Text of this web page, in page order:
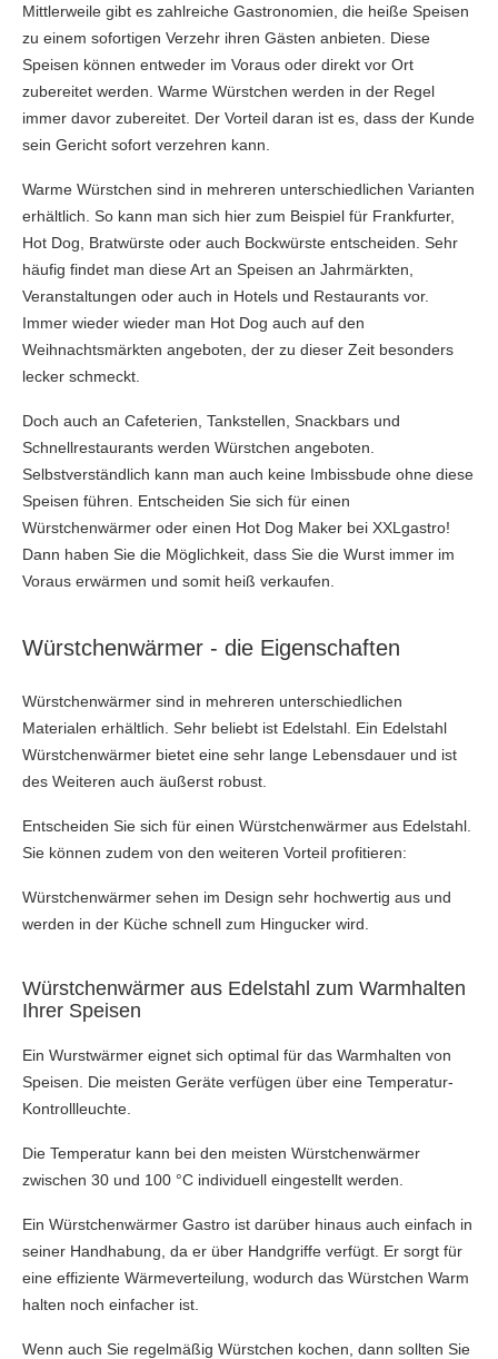
Mittlerweile gibt es zahlreiche Gastronomien, die heiße Speisen
zu einem sofortigen Verzehr ihren Gästen anbieten. Diese
Speisen können entweder im Voraus oder direkt vor Ort
zubereitet werden. Warme Würstchen werden in der Regel
immer davor zubereitet. Der Vorteil daran ist es, dass der Kunde
sein Gericht sofort verzehren kann.
Warme Würstchen sind in mehreren unterschiedlichen Varianten
erhältlich. So kann man sich hier zum Beispiel für Frankfurter,
Hot Dog, Bratwürste oder auch Bockwürste entscheiden. Sehr
häufig findet man diese Art an Speisen an Jahrmärkten,
Veranstaltungen oder auch in Hotels und Restaurants vor.
Immer wieder wieder man Hot Dog auch auf den
Weihnachtsmärkten angeboten, der zu dieser Zeit besonders
lecker schmeckt.
Doch auch an Cafeterien, Tankstellen, Snackbars und
Schnellrestaurants werden Würstchen angeboten.
Selbstverständlich kann man auch keine Imbissbude ohne diese
Speisen führen. Entscheiden Sie sich für einen
Würstchenwärmer oder einen Hot Dog Maker bei XXLgastro!
Dann haben Sie die Möglichkeit, dass Sie die Wurst immer im
Voraus erwärmen und somit heiß verkaufen.
Würstchenwärmer - die Eigenschaften
Würstchenwärmer sind in mehreren unterschiedlichen
Materialen erhältlich. Sehr beliebt ist Edelstahl. Ein Edelstahl
Würstchenwärmer bietet eine sehr lange Lebensdauer und ist
des Weiteren auch äußerst robust.
Entscheiden Sie sich für einen Würstchenwärmer aus Edelstahl.
Sie können zudem von den weiteren Vorteil profitieren:
Würstchenwärmer sehen im Design sehr hochwertig aus und
werden in der Küche schnell zum Hingucker wird.
Würstchenwärmer aus Edelstahl zum Warmhalten
Ihrer Speisen
Ein Wurstwärmer eignet sich optimal für das Warmhalten von
Speisen. Die meisten Geräte verfügen über eine Temperatur-
Kontrollleuchte.
Die Temperatur kann bei den meisten Würstchenwärmer
zwischen 30 und 100 °C individuell eingestellt werden.
Ein Würstchenwärmer Gastro ist darüber hinaus auch einfach in
seiner Handhabung, da er über Handgriffe verfügt. Er sorgt für
eine effiziente Wärmeverteilung, wodurch das Würstchen Warm
halten noch einfacher ist.
Wenn auch Sie regelmäßig Würstchen kochen, dann sollten Sie